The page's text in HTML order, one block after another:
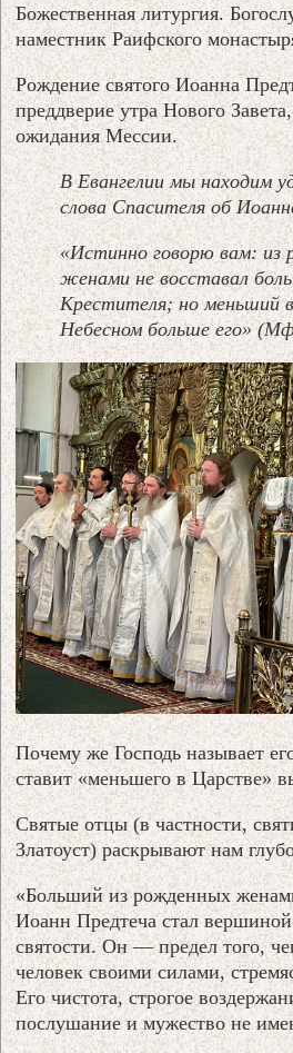
Божественная литургия.
наместник Раифского
Рождение святого Иоанна
преддверие утра Нового
ожидания Мессии.
В Евангелии мы находим
слова Спасителя об
«Истинно говорю вам: из
женами не восставал
Крестителя; но меньший
Небесном больше его»
Почему же Господь называет
ставит «меньшего в Царстве»
Святые отцы (в частности,
Златоуст) раскрывают нам
«Больший из рожденных
Иоанн Предтеча стал вершиной
святости. Он — предел того,
человек своими силами,
Его чистота, строгое
послушание и мужество не